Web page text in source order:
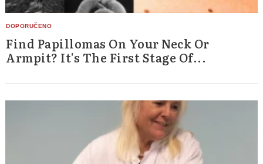
Find Papillomas On Your Neck Or
Armpit? It's The First Stage Of...